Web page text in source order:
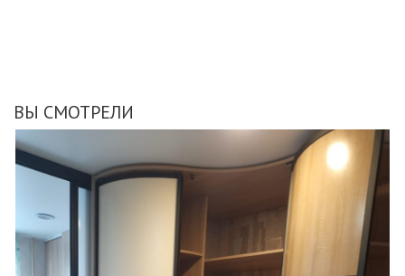
ВЫ СМОТРЕЛИ